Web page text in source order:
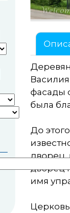
фасады
была
До
дворец,
дворец
имя